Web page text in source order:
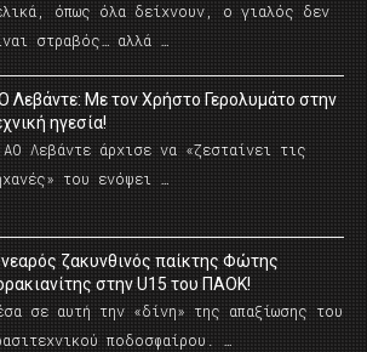
όπως όλα δείχνουν, ο γιαλός δεν
στραβός… αλλά …
Λεβάντε: Με τον Χρήστο Γερολυμάτο στην
ηγεσία!
Λεβάντε άρχισε να «ζεσταίνει τις
του ενόψει …
νεαρός ζακυνθινός παίκτης Φώτης
στην U15 του ΠΑΟΚ!
σε αυτή την «δίνη» της απαξίωσης του
ποδοσφαίρου. …